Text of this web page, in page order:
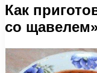
Как
со